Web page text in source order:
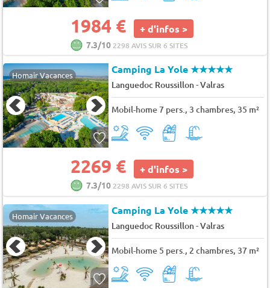
1984 € + d'infos >
7.3/10 2298 AVIS SUR 6 SITES
Homair Vacances Camping La Yole★★★★★
Languedoc Roussillon-Valras
Mobil-home 7 pers., 3 chambres, 35 m²
2269 € + d'infos >
7.3/10 2298 AVIS SUR 6 SITES
Homair Vacances Camping La Yole★★★★★
Languedoc Roussillon-Valras
Mobil-home 5 pers., 2 chambres, 37 m²